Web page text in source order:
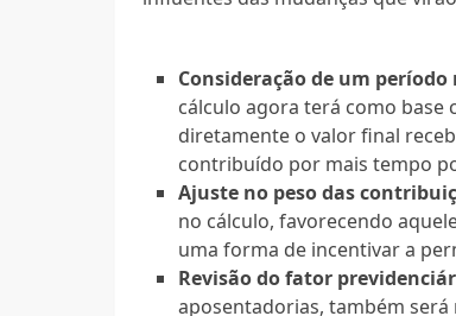
Consideração de um
cálculo agora terá como
diretamente o valor final
contribuído por mais tempo
Ajuste no peso das
no cálculo, favorecendo
uma forma de incentivar a
Revisão do fator
aposentadorias, também